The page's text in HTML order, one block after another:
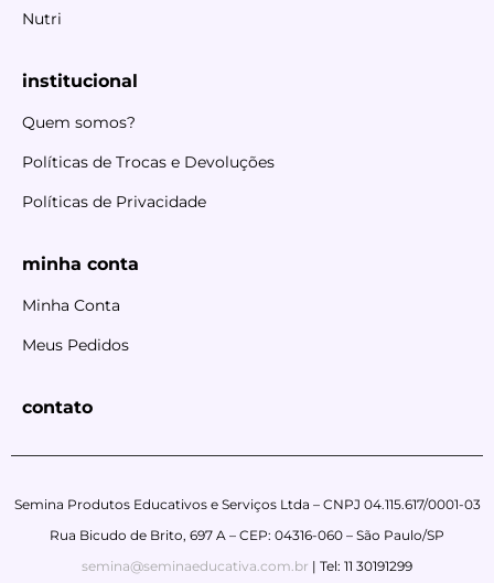
Nutri
institucional
Quem somos?
Políticas de Trocas e Devoluções
Políticas de Privacidade
minha conta
Minha Conta
Meus Pedidos
contato
Semina Produtos Educativos e Serviços Ltda – CNPJ 04.115.617/0001-03
Rua Bicudo de Brito, 697 A – CEP: 04316-060 – São Paulo/SP
semina@seminaeducativa.com.br | Tel: 11 30191299